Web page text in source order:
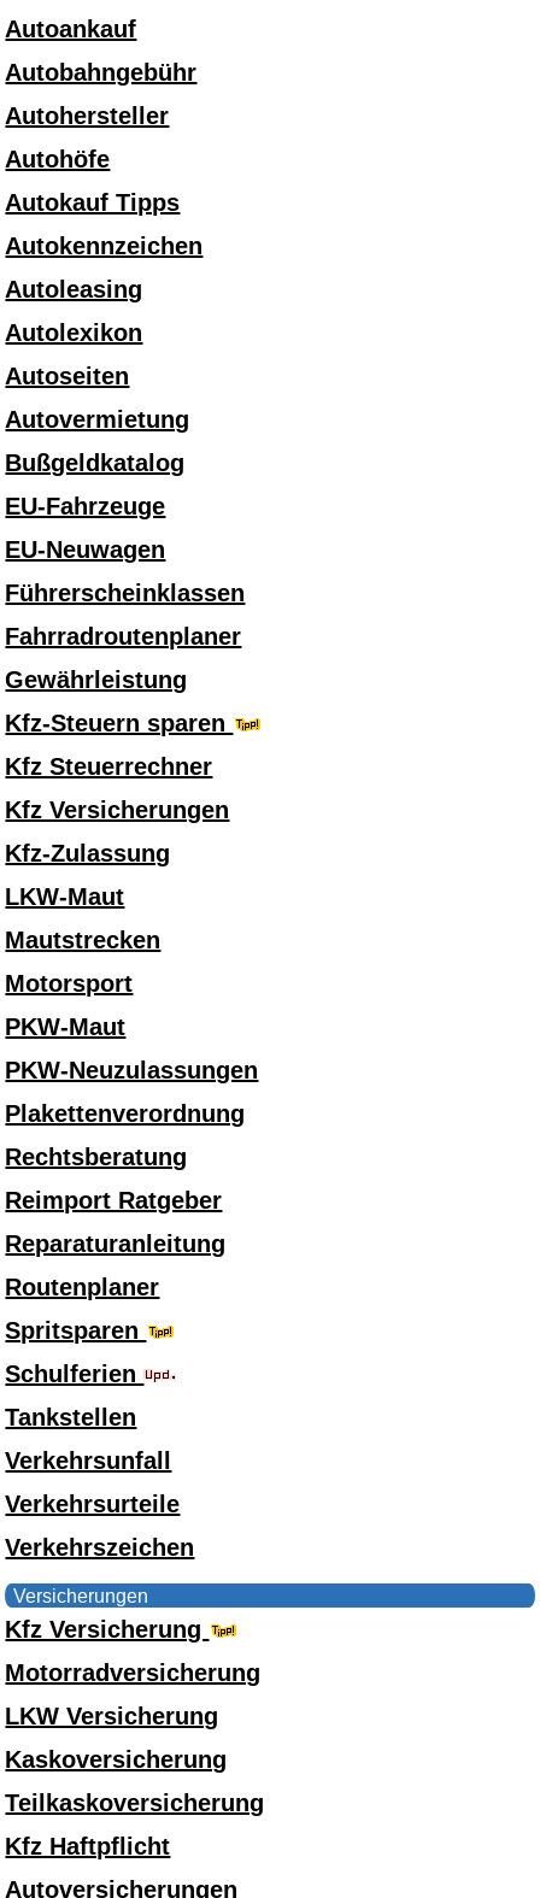
Autoankauf
Autobahngebühr
Autohersteller
Autohöfe
Autokauf Tipps
Autokennzeichen
Autoleasing
Autolexikon
Autoseiten
Autovermietung
Bußgeldkatalog
EU-Fahrzeuge
EU-Neuwagen
Führerscheinklassen
Fahrradroutenplaner
Gewährleistung
Kfz-Steuern sparen
Kfz Steuerrechner
Kfz Versicherungen
Kfz-Zulassung
LKW-Maut
Mautstrecken
Motorsport
PKW-Maut
PKW-Neuzulassungen
Plakettenverordnung
Rechtsberatung
Reimport Ratgeber
Reparaturanleitung
Routenplaner
Spritsparen
Schulferien
Tankstellen
Verkehrsunfall
Verkehrsurteile
Verkehrszeichen
Versicherungen
Kfz Versicherung
Motorradversicherung
LKW Versicherung
Kaskoversicherung
Teilkaskoversicherung
Kfz Haftpflicht
Autoversicherungen